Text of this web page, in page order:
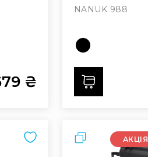
₴
NANUK 988
ПорівнятиАКЦІЯ